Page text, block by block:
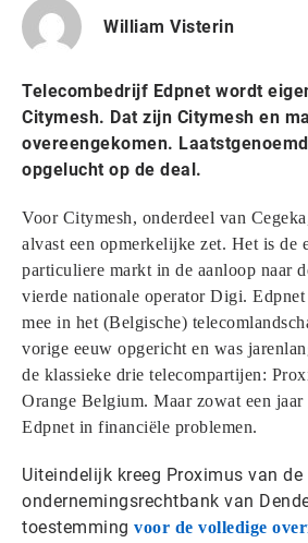
William Visterin
Telecombedrijf Edpnet wordt
Citymesh. Dat zijn Citymesh en
overeengekomen.
opgelucht op de deal.
Voor Citymesh, onderdeel van
alvast een opmerkelijke zet. Het is de
particuliere markt in de aanloop naar
vierde nationale operator Digi. Edpnet
mee in het (Belgische)
vorige eeuw opgericht en was
de klassieke drie telecompartijen:
Orange Belgium. Maar zowat een jaar
Edpnet in financiële problemen.
Uiteindelijk kreeg Proximus van de
ondernemingsrechtbank van
toestemming voor de volledige